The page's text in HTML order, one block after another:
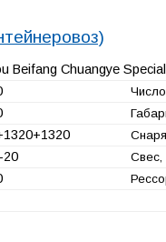
Beifang Chuangye
1320+1320
20 Свес,